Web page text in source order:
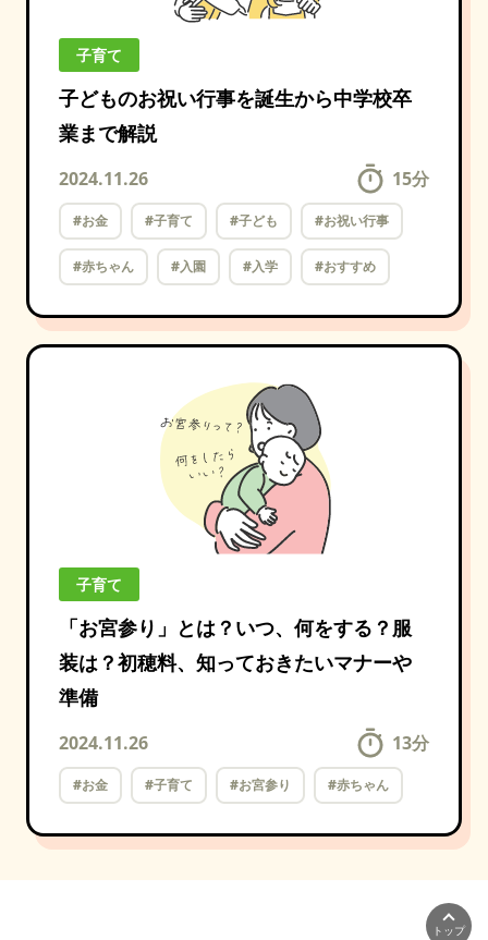
子育て
子どものお祝い行事を誕生から中学校卒
業まで解説
2024.11.26 15分
#お金 #子育て #子ども #お祝い行事
#赤ちゃん #入園 #入学 #おすすめ
子育て
「お宮参り」とは？いつ、何をする？服
装は？初穂料、知っておきたいマナーや
準備
2024.11.26 13分
#お金 #子育て #お宮参り #赤ちゃん
トップ